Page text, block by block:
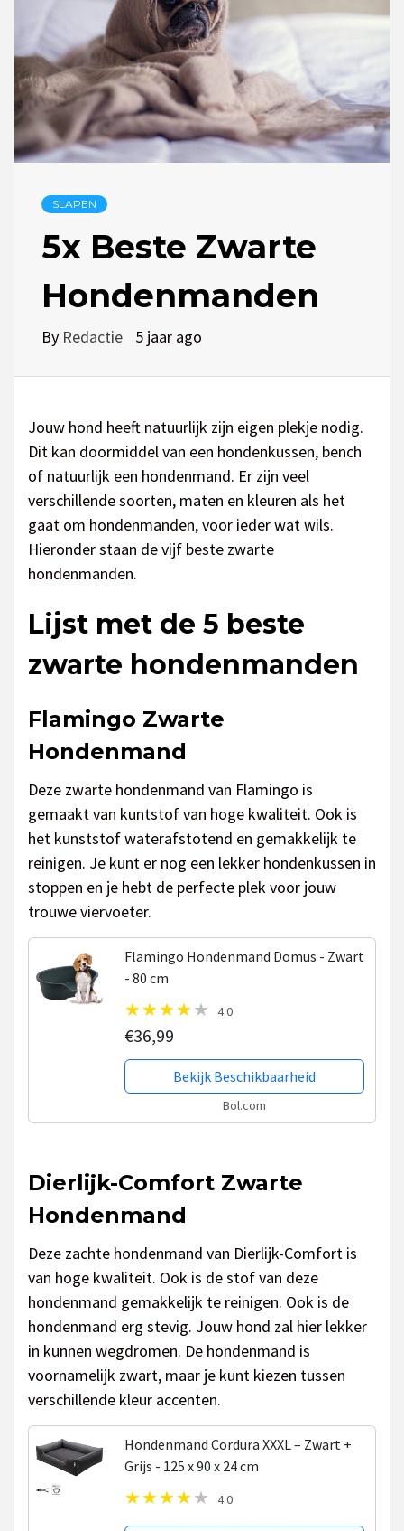
SLAPEN
5x Beste Zwarte
Hondenmanden
By Redactie 5 jaar ago
Jouw hond heeft natuurlijk zijn eigen plekje nodig.
Dit kan doormiddel van een hondenkussen, bench
of natuurlijk een hondenmand. Er zijn veel
verschillende soorten, maten en kleuren als het
gaat om hondenmanden, voor ieder wat wils.
Hieronder staan de vijf beste zwarte
hondenmanden.
Lijst met de 5 beste
zwarte hondenmanden
Flamingo Zwarte
Hondenmand
Deze zwarte hondenmand van Flamingo is
gemaakt van kuntstof van hoge kwaliteit. Ook is
het kunststof waterafstotend en gemakkelijk te
reinigen. Je kunt er nog een lekker hondenkussen in
stoppen en je hebt de perfecte plek voor jouw
trouwe viervoeter.
Flamingo Hondenmand Domus - Zwart
- 80 cm
4.0
€36,99
Bekijk Beschikbaarheid
Bol.com
Dierlijk-Comfort Zwarte
Hondenmand
Deze zachte hondenmand van Dierlijk-Comfort is
van hoge kwaliteit. Ook is de stof van deze
hondenmand gemakkelijk te reinigen. Ook is de
hondenmand erg stevig. Jouw hond zal hier lekker
in kunnen wegdromen. De hondenmand is
voornamelijk zwart, maar je kunt kiezen tussen
verschillende kleur accenten.
Hondenmand Cordura XXXL – Zwart +
Grijs - 125 x 90 x 24 cm
4.0